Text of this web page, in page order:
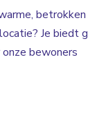
Je biedt
bewoners